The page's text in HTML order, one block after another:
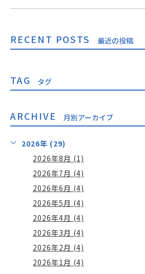
RECENT POSTS 最近の投稿
TAG タグ
ARCHIVE 月別アーカイブ
2026年 (29)
2026年8月 (1)
2026年7月 (4)
2026年6月 (4)
2026年5月 (4)
2026年4月 (4)
2026年3月 (4)
2026年2月 (4)
2026年1月 (4)